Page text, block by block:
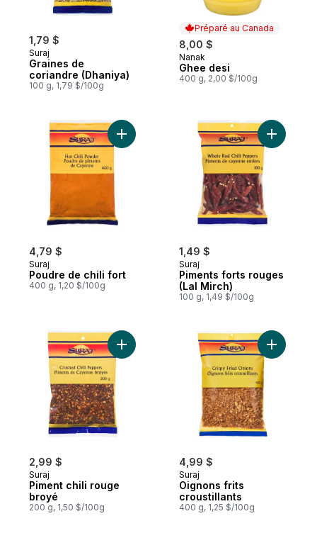
1,79 $
Suraj
Graines de
coriandre (Dhaniya)
100 g, 1,79 $/100g
Préparé au Canada
8,00 $
Préparé au Canada
Nanak
Ghee desi
400 g, 2,00 $/100g
4,79 $
Suraj
Poudre de chili fort
400 g, 1,20 $/100g
Ajouter Poudre de chili fort au panier
1,49 $
Suraj
Piments forts rouges
(Lal Mirch)
100 g, 1,49 $/100g
Ajouter
2,99 $
Suraj
Piment chili rouge
broyé
200 g, 1,50 $/100g
Ajouter Piment chili rouge broyé au panier
4,99 $
Suraj
Oignons frits
croustillants
400 g, 1,25 $/100g
Ajouter